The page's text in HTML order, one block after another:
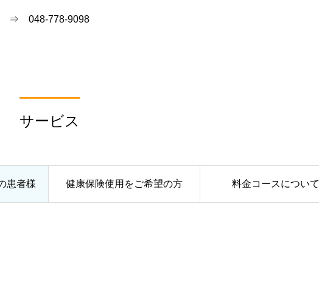
⇒ 048-778-9098
サービス
患者様 健康保険使用をご希望の方 料金コースについて